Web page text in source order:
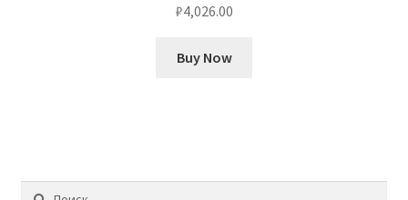
₽4,026.00
Buy Now
Найти: